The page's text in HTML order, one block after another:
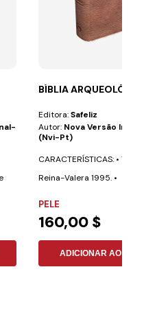
BÍBLIA
Editora:Safeliz
Autor: Nova Versão
(nvi-Pt)
CARACTERÍSTICAS: •
Reina-Valera 1995. •
PELE
160,00 $
ADICIONAR AO